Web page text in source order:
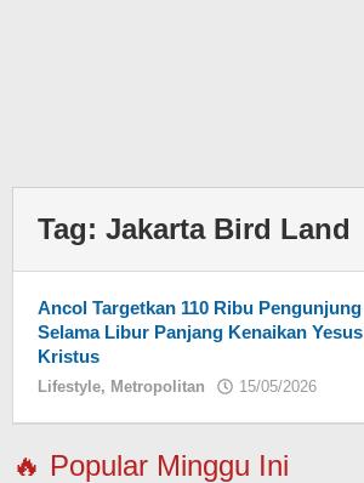
Tag: Jakarta Bird Land
Ancol Targetkan 110 Ribu Pengunjung
Selama Libur Panjang Kenaikan Yesus
Kristus
Lifestyle, Metropolitan 15/05/2026
🔥 Popular Minggu Ini